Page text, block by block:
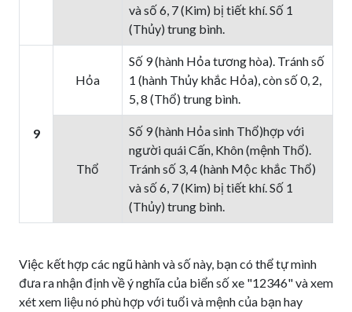
và số 6, 7 (Kim) bị tiết khí. Số 1
(Thủy) trung bình.
9
Hỏa
Số 9 (hành Hỏa tương hòa). Tránh số
1 (hành Thủy khắc Hỏa), còn số 0, 2,
5, 8 (Thổ) trung bình.
Thổ
Số 9 (hành Hỏa sinh Thổ)hợp với
người quái Cấn, Khôn (mệnh Thổ).
Tránh số 3, 4 (hành Mộc khắc Thổ)
và số 6, 7 (Kim) bị tiết khí. Số 1
(Thủy) trung bình.
Việc kết hợp các ngũ hành và số này, bạn có thể tự mình
đưa ra nhận định về ý nghĩa của biển số xe "12346" và xem
xét xem liệu nó phù hợp với tuổi và mệnh của bạn hay